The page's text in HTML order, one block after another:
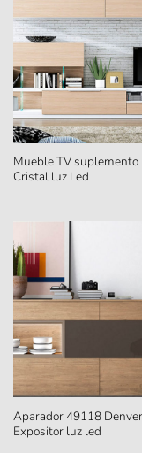
Mueble TV suplemento
Cristal luz Led
Aparador 49118 Denver
Expositor luz led